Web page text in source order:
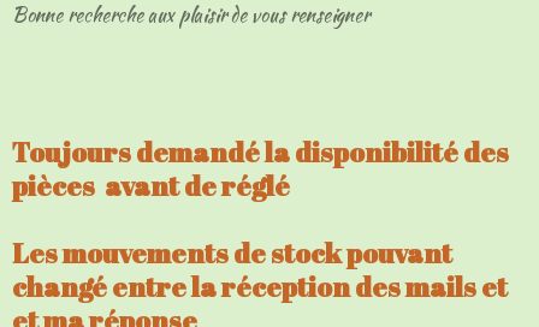
Bonne recherche aux plaisir de vous renseigner
Toujours demandé la disponibilité des
pièces avant de réglé
Les mouvements de stock pouvant
changé entre la réception des mails et